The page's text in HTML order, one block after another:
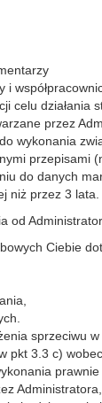
i
celu działania
przez
wykonania
przepisami
do danych
niż przez 3 lata.
od
Ciebie
sprzeciwu
pkt 3.3 c)